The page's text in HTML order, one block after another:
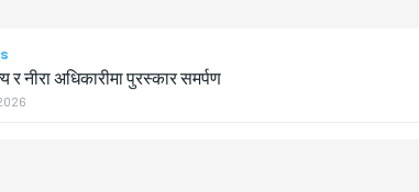
र नीरा अधिकारीमा पुरस्कार समर्पण